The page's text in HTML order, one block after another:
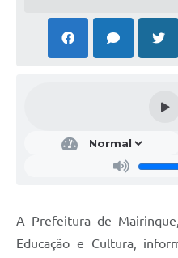
A Prefeitura de
Educação e Cultura,